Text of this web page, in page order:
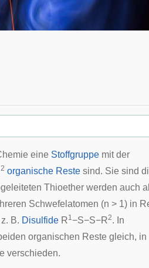
eine Stoffgruppe mit der
2 organische Reste sind. Sie sind
Thioether werden auch
Schwefelatomen (n > 1) in
B. Disulfide R1−S−S−R2. In
organischen Reste gleich, in
verschieden.